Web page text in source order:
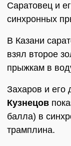
Саратовец и
синхронных
В Казани
взял второе
прыжкам в
Захаров и его
Кузнецов
балла) в
трамплина.